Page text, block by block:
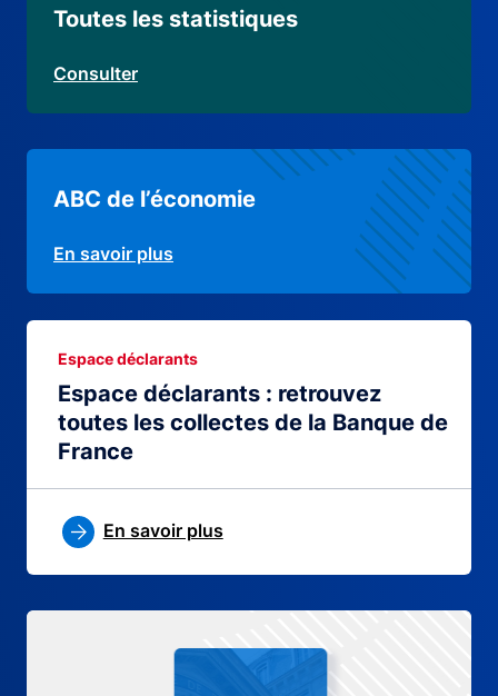
Toutes les statistiques
Consulter
ABC de l’économie
En savoir plus
Espace déclarants : retrouvez
toutes les collectes de la Banque de
France
Espace déclarants
En savoir plus